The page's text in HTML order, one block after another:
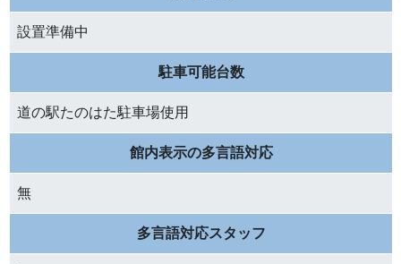
設置準備中
駐車可能台数
道の駅たのはた駐車場使用
館内表示の多言語対応
無
多言語対応スタッフ